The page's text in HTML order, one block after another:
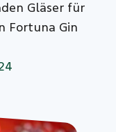
Gläser für
Fortuna Gin